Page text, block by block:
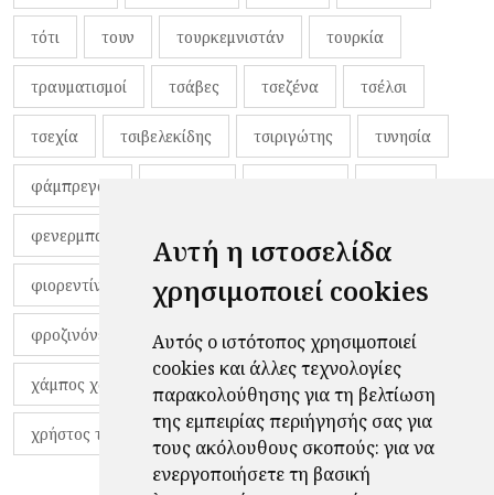
Αυτή η ιστοσελίδα
χρησιμοποιεί cookies
Αυτός ο ιστότοπος χρησιμοποιεί
cookies και άλλες τεχνολογίες
παρακολούθησης για τη βελτίωση
της εμπειρίας περιήγησής σας για
τους ακόλουθους σκοπούς: για να
ενεργοποιήσετε τη βασική
τότι τουν τουρκεμνιστάν τουρκία
τραυματισμοί τσάβες τσεζένα τσέλσι
τσεχία τσιβελεκίδης τσιριγώτης τυνησία
φάμπρεγας
φενερμπαχτσέ φερνάντο τόρες φίλαθλοι
φιορεντίνα φιρμίνο φρανκ ντε μπουρ
φροζινόνε φωκικός χαβίτο
χάμπος χαραλάμπους χάρι πότερ
χρήστος τζόλης